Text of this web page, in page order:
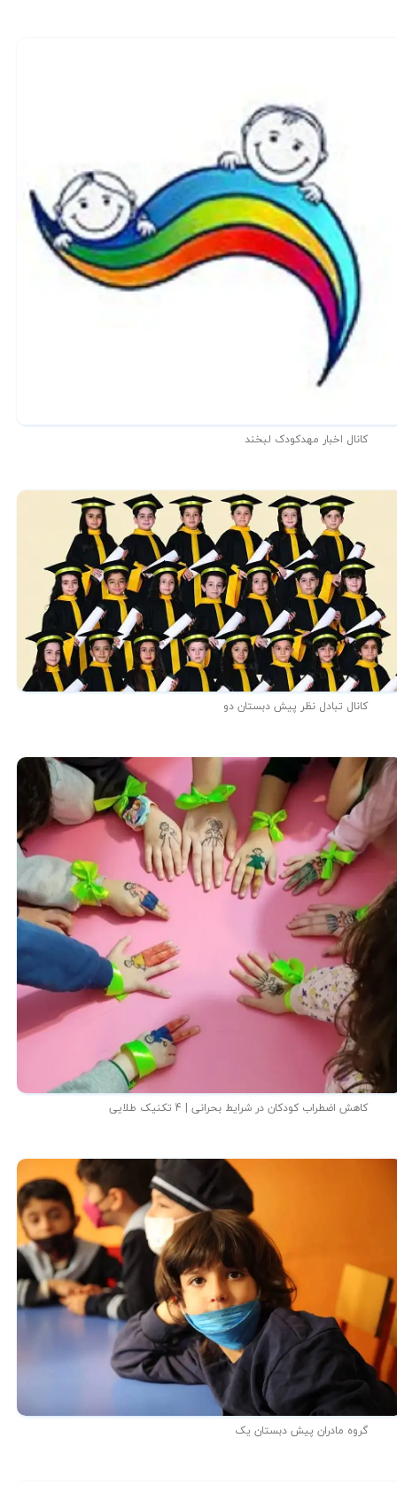
کانال اخبار مهدکودک لبخند
کانال تبادل نظر پیش دبستان دو
کاهش اضطراب کودکان در شرایط بحرانی | 4 تکنیک طلایی
گروه مادران پیش دبستان یک